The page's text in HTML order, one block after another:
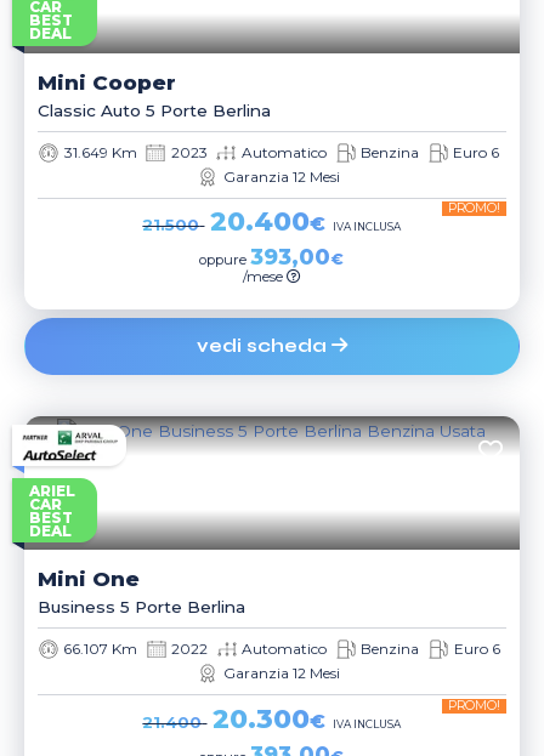
CAR
BEST
DEAL
Mini Cooper
Classic Auto 5 Porte Berlina
31.649 Km 2023 Automatico Benzina
Euro 6
Garanzia 12 Mesi
21.500 20.400€
PROMO!
IVA INCLUSA
oppure393,00€
/mese
vedi scheda
ARIEL
CAR
BEST
DEAL
Mini One
Business 5 Porte Berlina
66.107 Km 2022 Automatico Benzina
Euro 6
Garanzia 12 Mesi
21.400 20.300€
PROMO!
IVA INCLUSA